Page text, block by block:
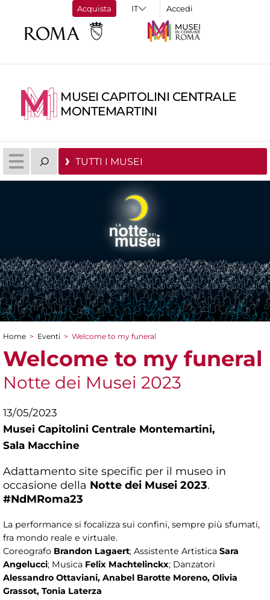
Acquista Accedi
MUSEI CAPITOLINI CENTRALE
MONTEMARTINI
TUTTI I MUSEI
Tu sei qui
Home > Eventi > Welcome to my funeral
Welcome to my funeral
Notte dei Musei 2023
13/05/2023
Musei Capitolini Centrale Montemartini,
Sala Macchine
Adattamento site specific per il museo in
occasione della Notte dei Musei 2023.
#NdMRoma23
La performance si focalizza sui confini, sempre più sfumati,
fra mondo reale e virtuale.
Coreografo Brandon Lagaert; Assistente Artistica Sara
Angelucci; Musica Felix Machtelinckx; Danzatori
Alessandro Ottaviani, Anabel Barotte Moreno, Olivia
Grassot, Tonia Laterza